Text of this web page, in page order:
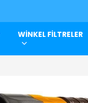
WİNKEL FİLTRELER